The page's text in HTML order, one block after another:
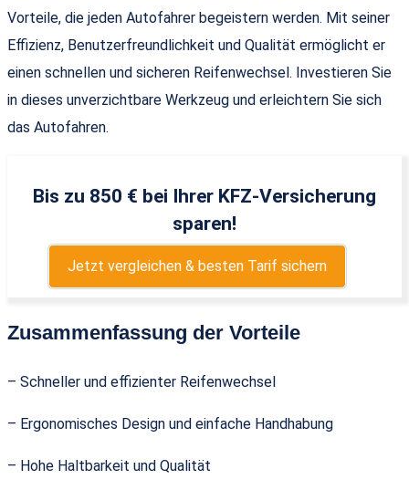
Vorteile, die jeden Autofahrer begeistern werden. Mit seiner
Effizienz, Benutzerfreundlichkeit und Qualität ermöglicht er
einen schnellen und sicheren Reifenwechsel. Investieren Sie
in dieses unverzichtbare Werkzeug und erleichtern Sie sich
das Autofahren.
Bis zu 850 € bei Ihrer KFZ-Versicherung
sparen!
Jetzt vergleichen & besten Tarif sichern
Zusammenfassung der Vorteile
– Schneller und effizienter Reifenwechsel
– Ergonomisches Design und einfache Handhabung
– Hohe Haltbarkeit und Qualität